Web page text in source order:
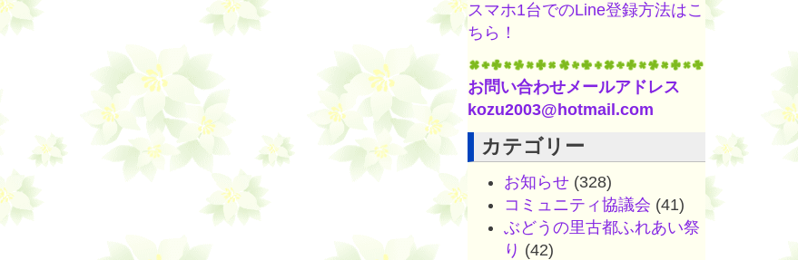
スマホ1台でのLine登録方法はこ
ちら！
お問い合わせメールアドレス
kozu2003@hotmail.com
カテゴリー
お知らせ(328)
コミュニティ協議会 (41)
ぶどうの里古都ふれあい祭
り (42)